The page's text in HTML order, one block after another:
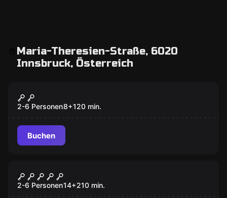
Maria-Theresien-Straße, 6020
Innsbruck, Österreich
Magische Verfolgung
2-6 Personen8+120 min.
Buchen
Verraten, vermisst, [vergessen]
2-6 Personen14+210 min.